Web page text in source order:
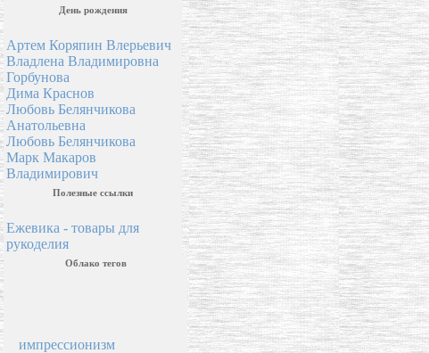
День рождения
Артем Коряпин Влерьевич
Владлена Владимировна
Горбунова
Дима Краснов
Любовь Белянчикова
Анатольевна
Любовь Белянчикова
Марк Макаров
Владимирович
Полезные ссылки
Ежевика - товары для
рукоделия
Облако тегов
импрессионизм